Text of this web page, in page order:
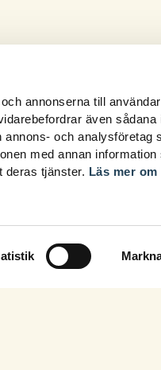
annonserna till
även sådana
annons- och analysföretag
med annan information
deras tjänster. Läs mer